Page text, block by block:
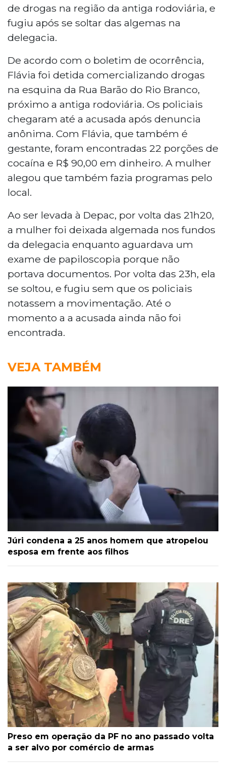
de drogas na região da antiga rodoviária, e
fugiu após se soltar das algemas na
delegacia.
De acordo com o boletim de ocorrência,
Flávia foi detida comercializando drogas
na esquina da Rua Barão do Rio Branco,
próximo a antiga rodoviária. Os policiais
chegaram até a acusada após denuncia
anônima. Com Flávia, que também é
gestante, foram encontradas 22 porções de
cocaína e R$ 90,00 em dinheiro. A mulher
alegou que também fazia programas pelo
local.
Ao ser levada à Depac, por volta das 21h20,
a mulher foi deixada algemada nos fundos
da delegacia enquanto aguardava um
exame de papiloscopia porque não
portava documentos. Por volta das 23h, ela
se soltou, e fugiu sem que os policiais
notassem a movimentação. Até o
momento a a acusada ainda não foi
encontrada.
VEJA TAMBÉM
Júri condena a 25 anos homem que atropelou
esposa em frente aos filhos
Preso em operação da PF no ano passado volta
a ser alvo por comércio de armas